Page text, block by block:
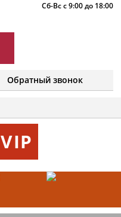
Сб-Вс с 9:00 до 18:00
Обратный звонок
VIP